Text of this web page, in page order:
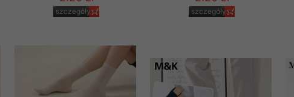
szczegóły szczegóły